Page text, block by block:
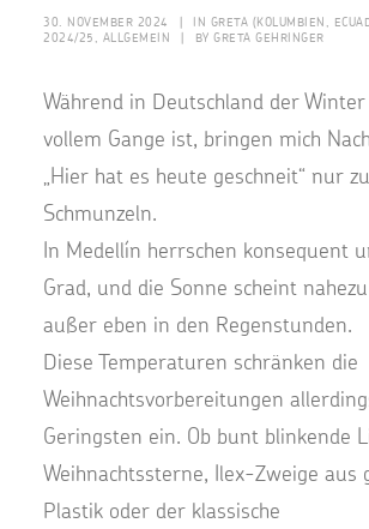
30. NOVEMBER 2024 IN GRETA (KOLUMBIEN,
2024/25 , ALLGEMEIN BY GRETA GEHRINGER
Während in Deutschland der
vollem Gange ist, bringen mich
„Hier hat es heute geschneit“ nur
Schmunzeln.
In Medellín herrschen konsequent
Grad, und die Sonne scheint
außer eben in den Regenstunden.
Diese Temperaturen schränken die
Weihnachtsvorbereitungen
Geringsten ein. Ob bunt blinkende
Weihnachtssterne, Ilex-Zweige aus
Plastik oder der klassische